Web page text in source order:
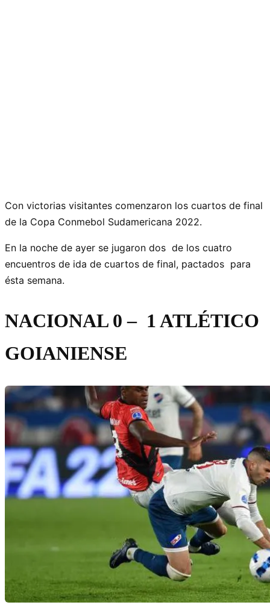
Con victorias visitantes comenzaron los cuartos de final
de la Copa Conmebol Sudamericana 2022.
En la noche de ayer se jugaron dos de los cuatro
encuentros de ida de cuartos de final, pactados para
ésta semana.
NACIONAL 0 – 1 ATLÉTICO
GOIANIENSE